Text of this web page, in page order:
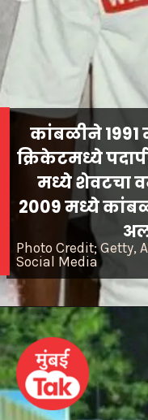
Photo Credit; Getty,
Social Media
कांबळीने 1991
क्रिकेटमध्ये
मध्ये शेवटचा
2009 मध्ये